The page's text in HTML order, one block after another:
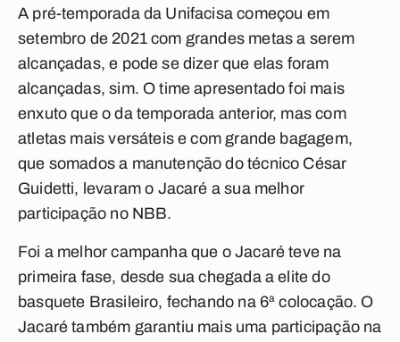
A pré-temporada da Unifacisa começou em
setembro de 2021 com grandes metas a serem
alcançadas, e pode se dizer que elas foram
alcançadas, sim. O time apresentado foi mais
enxuto que o da temporada anterior, mas com
atletas mais versáteis e com grande bagagem,
que somados a manutenção do técnico César
Guidetti, levaram o Jacaré a sua melhor
participação no NBB.
Foi a melhor campanha que o Jacaré teve na
primeira fase, desde sua chegada a elite do
basquete Brasileiro, fechando na 6ª colocação. O
Jacaré também garantiu mais uma participação na